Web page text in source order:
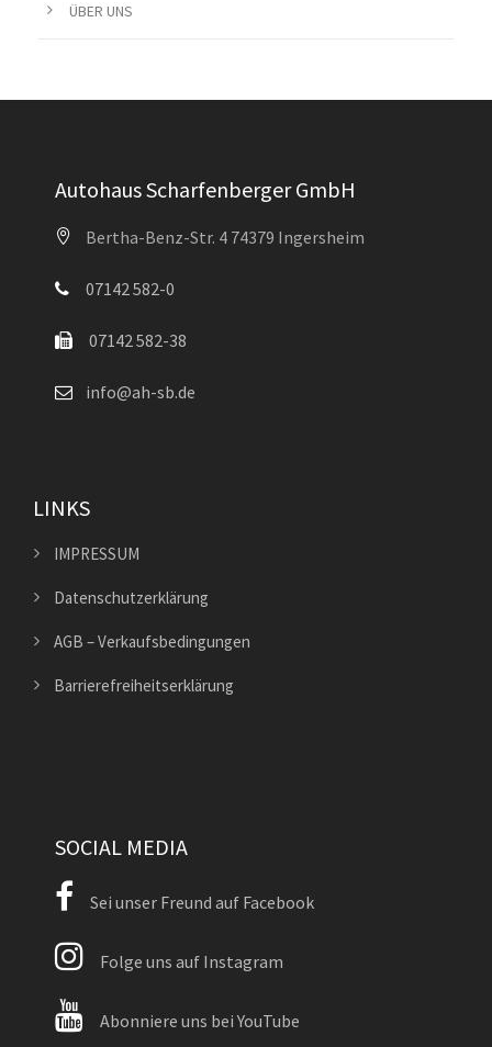
ÜBER UNS
Autohaus Scharfenberger GmbH
Bertha-Benz-Str. 4 74379 Ingersheim
07142 582-0
07142 582-38
info@ah-sb.de
LINKS
IMPRESSUM
Datenschutzerklärung
AGB – Verkaufsbedingungen
Barrierefreiheitserklärung
SOCIAL MEDIA
Sei unser Freund auf Facebook
Folge uns auf Instagram
Abonniere uns bei YouTube